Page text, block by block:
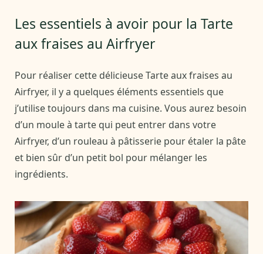
Les essentiels à avoir pour la Tarte
aux fraises au Airfryer
Pour réaliser cette délicieuse Tarte aux fraises au
Airfryer, il y a quelques éléments essentiels que
j’utilise toujours dans ma cuisine. Vous aurez besoin
d’un moule à tarte qui peut entrer dans votre
Airfryer, d’un rouleau à pâtisserie pour étaler la pâte
et bien sûr d’un petit bol pour mélanger les
ingrédients.